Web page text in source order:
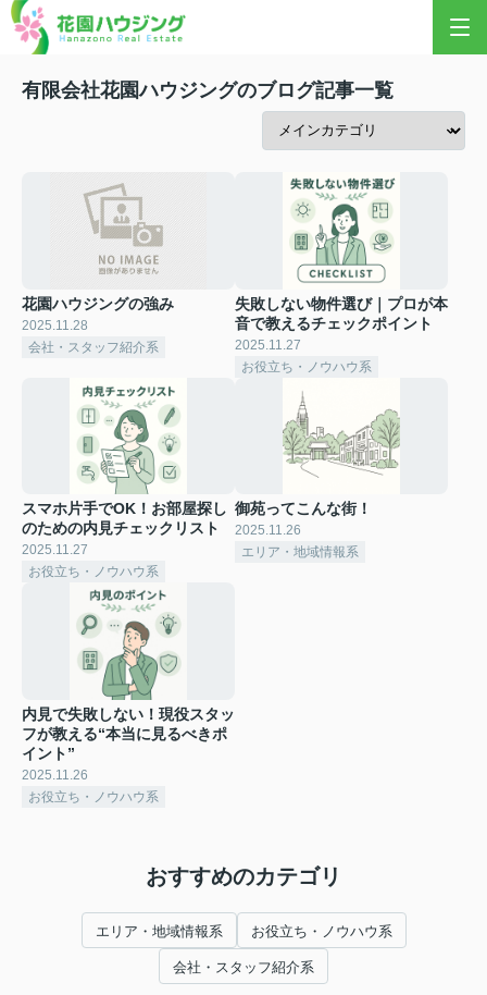
有限会社花園ハウジングのブログ記事一覧
花園ハウジングの強み
2025.11.28
会社・スタッフ紹介系
失敗しない物件選び｜プロが本
音で教えるチェックポイント
2025.11.27
お役立ち・ノウハウ系
スマホ片手でOK！お部屋探し
のための内見チェックリスト
2025.11.27
お役立ち・ノウハウ系
御苑ってこんな街！
2025.11.26
エリア・地域情報系
内見で失敗しない！現役スタッ
フが教える“本当に見るべきポ
イント”
2025.11.26
お役立ち・ノウハウ系
おすすめのカテゴリ
エリア・地域情報系 お役立ち・ノウハウ系
会社・スタッフ紹介系